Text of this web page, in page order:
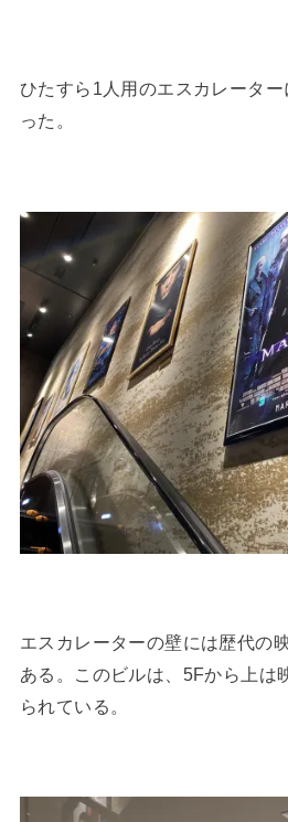
ひたすら1人用のエスカレータ
った。
エスカレーターの壁には歴代の
ある。このビルは、5Fから上は
られている。